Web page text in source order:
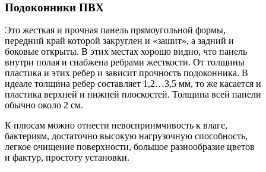
Подоконники ПВХ
Это жесткая и прочная панель прямоугольной формы,
передний край которой закруглен и «зашит», а задний и
боковые открыты. В этих местах хорошо видно, что панель
внутри полая и снабжена ребрами жесткости. От толщины
пластика и этих ребер и зависит прочность подоконника. В
идеале толщина ребер составляет 1,2…3,5 мм, то же касается и
пластика верхней и нижней плоскостей. Толщина всей панели
обычно около 2 см.
К плюсам можно отнести невосприимчивость к влаге,
бактериям, достаточно высокую нагрузочную способность,
легкое очищение поверхности, большое разнообразие цветов
и фактур, простоту установки.